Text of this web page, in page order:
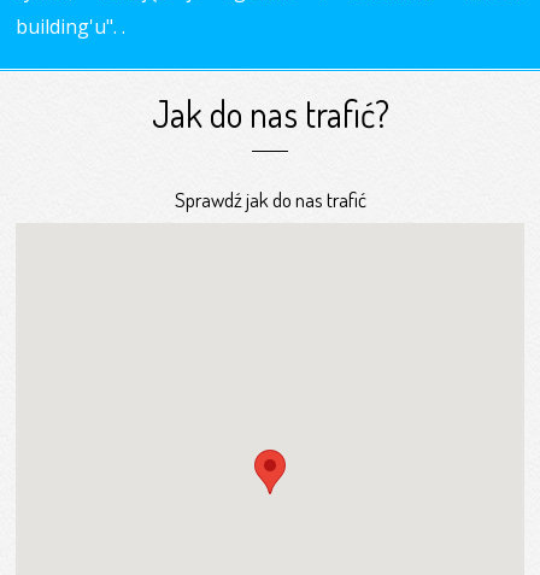
building'u". .
Jak do nas trafić?
Sprawdź jak do nas trafić